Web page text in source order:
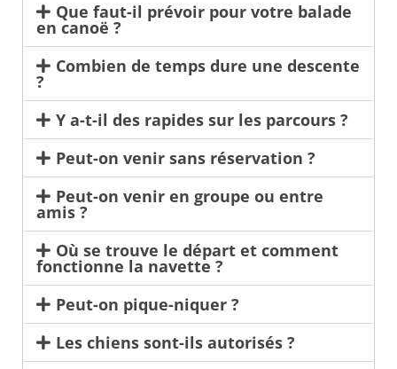
Que faut-il prévoir pour votre balade
en canoë ?
Combien de temps dure une descente
?
Y a-t-il des rapides sur les parcours ?
Peut-on venir sans réservation ?
Peut-on venir en groupe ou entre
amis ?
Où se trouve le départ et comment
fonctionne la navette ?
Peut-on pique-niquer ?
Les chiens sont-ils autorisés ?